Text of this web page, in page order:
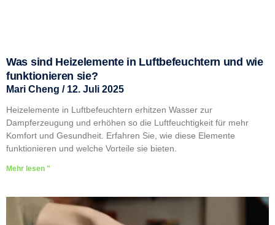
Was sind Heizelemente in Luftbefeuchtern und wie
funktionieren sie?
Mari Cheng 12. Juli 2025
Heizelemente in Luftbefeuchtern erhitzen Wasser zur
Dampferzeugung und erhöhen so die Luftfeuchtigkeit für mehr
Komfort und Gesundheit. Erfahren Sie, wie diese Elemente
funktionieren und welche Vorteile sie bieten.
Mehr lesen "